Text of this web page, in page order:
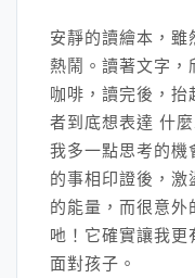
安靜的讀繪本，雖
熱鬧。讀著文字，
咖啡，讀完後，
者到底想表達 什
我多一點思考的機
的事相印證後，
的能量，而很意外
吔！它確實讓我
面對孩子。